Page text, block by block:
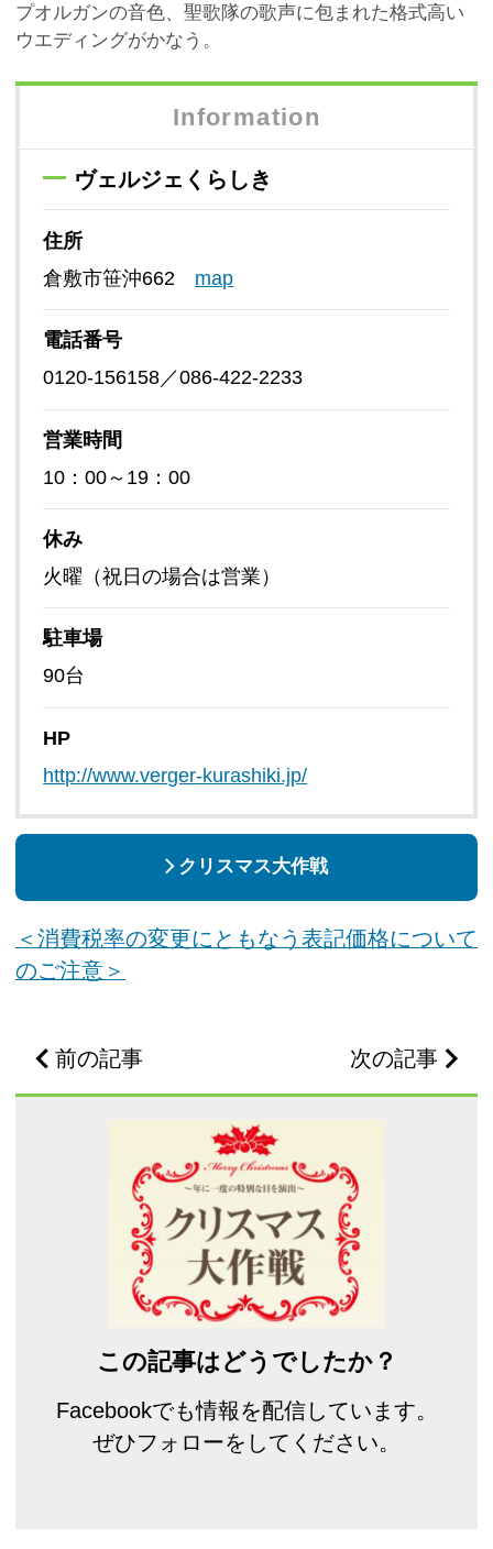
プオルガンの音色、聖歌隊の歌声に包まれた格式高い
ウエディングがかなう。
Information
ヴェルジェくらしき
住所
倉敷市笹沖662 map
電話番号
0120-156158／086-422-2233
営業時間
10：00～19：00
休み
火曜（祝日の場合は営業）
駐車場
90台
HP
http://www.verger-kurashiki.jp/
クリスマス大作戦
＜消費税率の変更にともなう表記価格について
のご注意＞
前の記事 次の記事
この記事はどうでしたか？
Facebookでも情報を配信しています。
ぜひフォローをしてください。